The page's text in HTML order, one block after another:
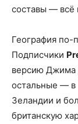
составы — всё
География по-
Подписчики
версию Джима
остальные — в
Зеландии и
британскую